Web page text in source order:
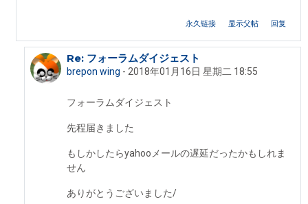
永久链接 显示父帖 回复
回复Iseki Fumikazu
Re: フォーラムダイジェスト
brepon wing - 2018年01月16日 星期二 18:55
フォーラムダイジェスト
先程届きました
もしかしたらyahooメールの遅延だったかもしれま
せん
ありがとうございました/